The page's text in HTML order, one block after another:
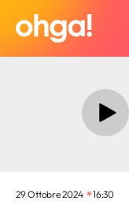
29 Ottobre 2024 16:30